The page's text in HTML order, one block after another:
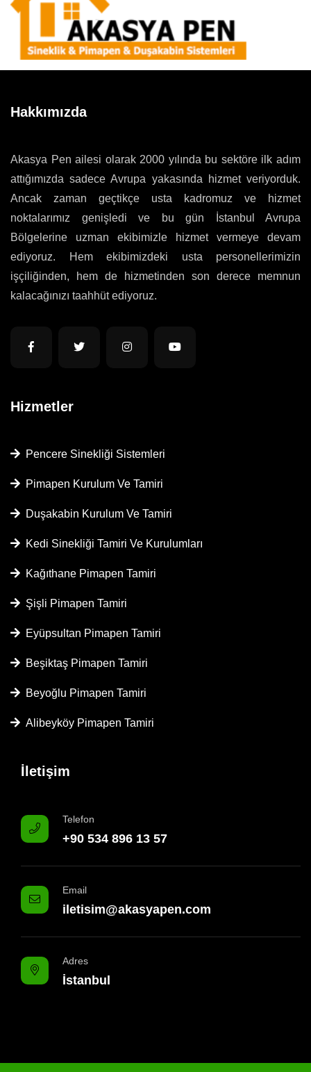
Hakkımızda
Akasya Pen ailesi olarak 2000 yılında bu sektöre ilk adım
attığımızda sadece Avrupa yakasında hizmet veriyorduk.
Ancak zaman geçtikçe usta kadromuz ve hizmet
noktalarımız genişledi ve bu gün İstanbul Avrupa
Bölgelerine uzman ekibimizle hizmet vermeye devam
ediyoruz. Hem ekibimizdeki usta personellerimizin
işçiliğinden, hem de hizmetinden son derece memnun
kalacağınızı taahhüt ediyoruz.
Hizmetler
Pencere Sinekliği Sistemleri
Pimapen Kurulum Ve Tamiri
Duşakabin Kurulum Ve Tamiri
Kedi Sinekliği Tamiri Ve Kurulumları
Kağıthane Pimapen Tamiri
Şişli Pimapen Tamiri
Eyüpsultan Pimapen Tamiri
Beşiktaş Pimapen Tamiri
Beyoğlu Pimapen Tamiri
Alibeyköy Pimapen Tamiri
İletişim
Telefon
+90 534 896 13 57
Email
iletisim@akasyapen.com
Adres
İstanbul